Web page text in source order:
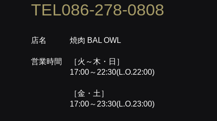
TEL086-278-0808
店名 焼肉 BAL OWL
営業時間 ［火～木・日］
17:00～22:30(L.O.22:00)
［金・土］
17:00～23:30(L.O.23:00)